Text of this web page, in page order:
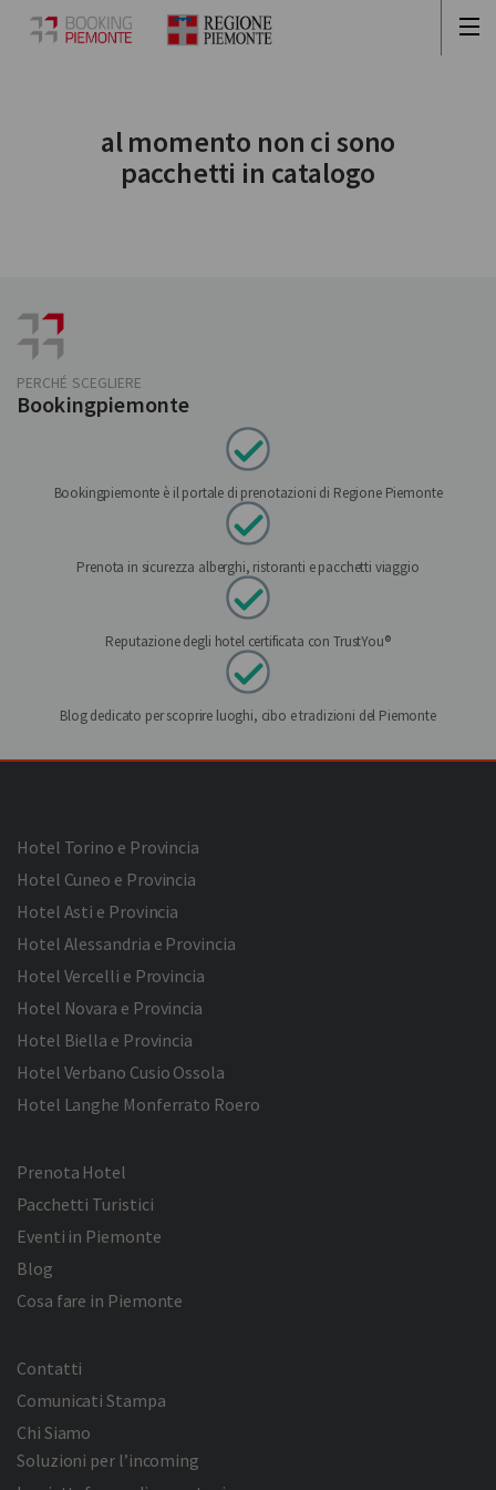
al momento non ci sono
pacchetti in catalogo
PERCHÉ SCEGLIERE
Bookingpiemonte
Bookingpiemonte è il portale di prenotazioni di Regione Piemonte
Prenota in sicurezza alberghi, ristoranti e pacchetti viaggio
Reputazione degli hotel certificata con TrustYou®
Blog dedicato per scoprire luoghi, cibo e tradizioni del Piemonte
Hotel Torino e Provincia
Hotel Cuneo e Provincia
Hotel Asti e Provincia
Hotel Alessandria e Provincia
Hotel Vercelli e Provincia
Hotel Novara e Provincia
Hotel Biella e Provincia
Hotel Verbano Cusio Ossola
Hotel Langhe Monferrato Roero
Prenota Hotel
Pacchetti Turistici
Eventi in Piemonte
Blog
Cosa fare in Piemonte
Contatti
Comunicati Stampa
Chi Siamo
Soluzioni per l’incoming